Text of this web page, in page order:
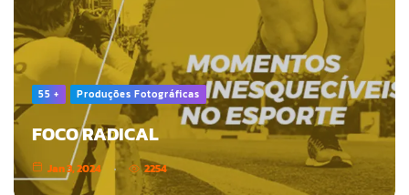
55 + Produções Fotográficas
FOCO RADICAL
Jan 3, 2024 2254